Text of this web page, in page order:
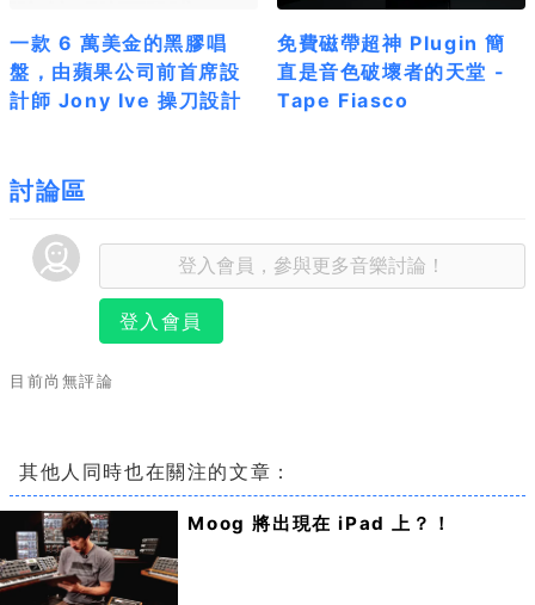
一款 6 萬美金的黑膠唱
盤，由蘋果公司前首席設
計師 Jony Ive 操刀設計
免費磁帶超神 Plugin 簡
直是音色破壞者的天堂 -
Tape Fiasco
討論區
登入會員
目前尚無評論
其他人同時也在關注的文章：
Moog 將出現在 iPad 上？！